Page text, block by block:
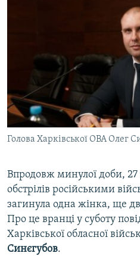
ДЕПОРТАЦІЯ
ВІДЕОУРОКИ «ELIFBE»
СВІДЧЕННЯ ОКУПАЦІЇ
УКРАЇНСЬКА ПРОБЛЕМА КРИМУ
ІНФОГРАФІКА
ЯК ОБІЙТИ БЛОКУВАННЯ
Русский
Qırımtatar
ДОЛУЧАЙСЯ!
Усі сайти RFE/RL
Голова Харківської ОВА Олег
Впродовж минулої доби, 27
обстрілів російськими
загинула одна жінка, ще
Про це вранці у суботу
Харківської обласної
Синєгубов.